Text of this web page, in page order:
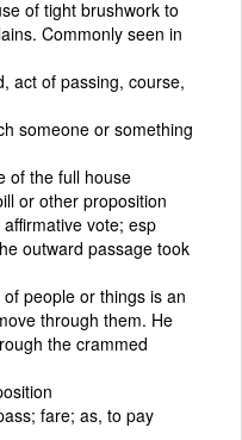
of tight brushwork to
Commonly seen in
act of passing, course,
someone or something
of the full house
or other proposition
vote; esp
outward passage took
people or things is an
through them. He
the crammed
fare; as, to pay